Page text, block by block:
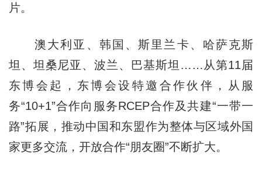
片。
澳大利亚、韩国、斯里兰卡、哈萨克斯
坦、坦桑尼亚、波兰、巴基斯坦……从第11届
东博会起，东博会设特邀合作伙伴，从服
务“10+1”合作向服务RCEP合作及共建“一带一
路”拓展，推动中国和东盟作为整体与区域外国
家更多交流，开放合作“朋友圈”不断扩大。